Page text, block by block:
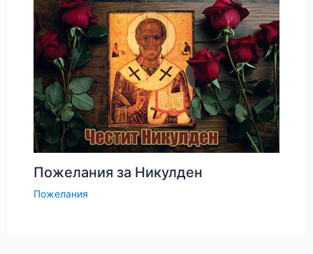
Пожелания за Никулден
Пожелания